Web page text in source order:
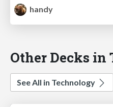
handy
Other Decks in
See All in Technology